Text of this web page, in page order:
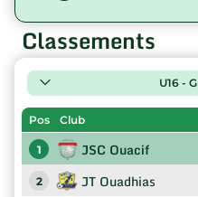
Classements
U16 -
Pos Club
1 JSC Ouacif
2 JT Ouadhias